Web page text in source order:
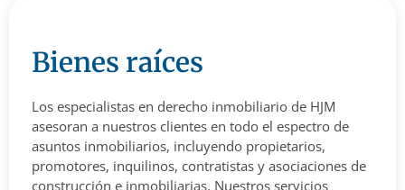
Bienes raíces
Los especialistas en derecho inmobiliario de HJM
asesoran a nuestros clientes en todo el espectro de
asuntos inmobiliarios, incluyendo propietarios,
promotores, inquilinos, contratistas y asociaciones de
construcción e inmobiliarias. Nuestros servicios